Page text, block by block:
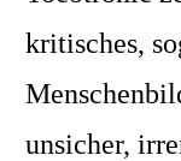
kritisches,
unsicher,